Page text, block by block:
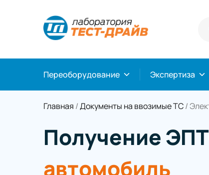
Переоборудование Экспертиза
Главная /Документы на ввозимые ТС/
Получение
автомобиль